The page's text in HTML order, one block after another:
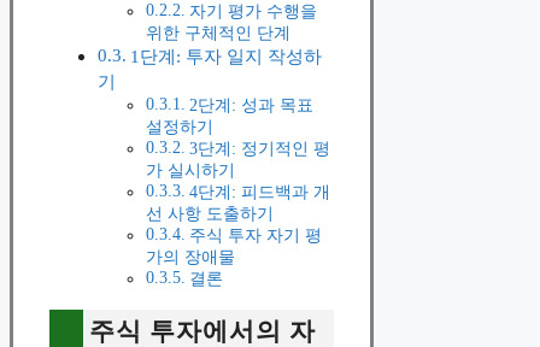
자기 평가 수행을
위한 구체적인 단계
1단계: 투자 일지 작성하
기
2단계: 성과 목표
설정하기
3단계: 정기적인 평
가 실시하기
4단계: 피드백과 개
선 사항 도출하기
주식 투자 자기 평
가의 장애물
결론
주식 투자에서의 자